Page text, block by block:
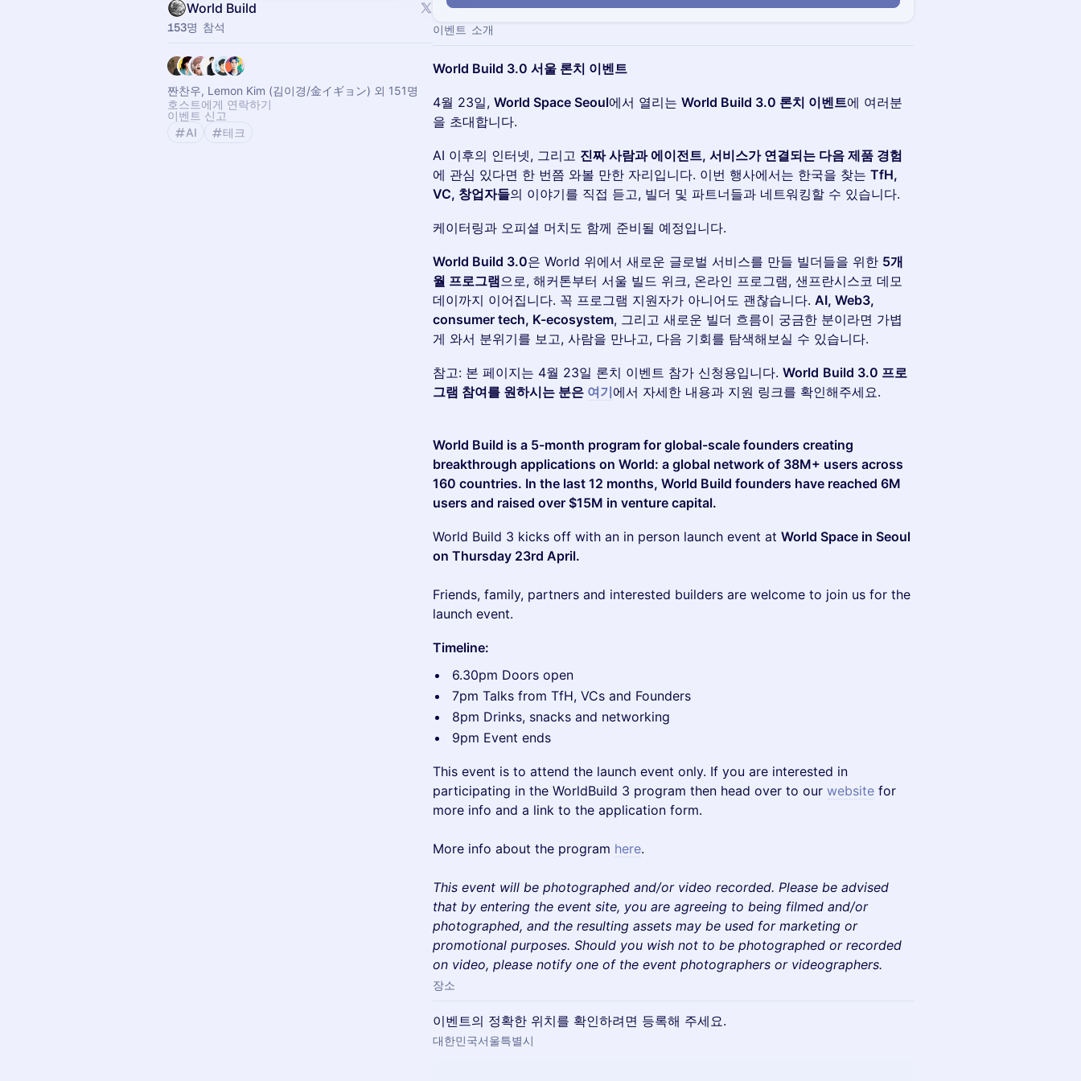
World Build
153명 참석
짠찬우, Lemon Kim (김이경/金イギョン) 외 151명
호스트에게 연락하기
이벤트 신고
AI
테크
이벤트 소개
World Build 3.0 서울 론치 이벤트
4월 23일, World Space Seoul에서 열리는 World Build 3.0 론치 이벤트에 여러분
을 초대합니다.
AI 이후의 인터넷, 그리고 진짜 사람과 에이전트, 서비스가 연결되는 다음 제품 경험
에 관심 있다면 한 번쯤 와볼 만한 자리입니다. 이번 행사에서는 한국을 찾는 TfH,
VC, 창업자들의 이야기를 직접 듣고, 빌더 및 파트너들과 네트워킹할 수 있습니다.
케이터링과 오피셜 머치도 함께 준비될 예정입니다.
World Build 3.0은 World 위에서 새로운 글로벌 서비스를 만들 빌더들을 위한 5개
월 프로그램으로, 해커톤부터 서울 빌드 위크, 온라인 프로그램, 샌프란시스코 데모
데이까지 이어집니다. 꼭 프로그램 지원자가 아니어도 괜찮습니다. AI, Web3,
consumer tech, K-ecosystem, 그리고 새로운 빌더 흐름이 궁금한 분이라면 가볍
게 와서 분위기를 보고, 사람을 만나고, 다음 기회를 탐색해보실 수 있습니다.
참고: 본 페이지는 4월 23일 론치 이벤트 참가 신청용입니다. World Build 3.0 프로
그램 참여를 원하시는 분은 여기에서 자세한 내용과 지원 링크를 확인해주세요.
World Build is a 5-month program for global-scale founders creating
breakthrough applications on World: a global network of 38M+ users across
160 countries. In the last 12 months, World Build founders have reached 6M
users and raised over $15M in venture capital.
World Build 3 kicks off with an in person launch event at World Space in Seoul
on Thursday 23rd April.
Friends, family, partners and interested builders are welcome to join us for the
launch event.
Timeline:
6.30pm Doors open
7pm Talks from TfH, VCs and Founders
8pm Drinks, snacks and networking
9pm Event ends
​This event is to attend the launch event only. If you are interested in
participating in the WorldBuild 3 program then head over to our website for
more info and a link to the application form.
​​More info about the program here.
This event will be photographed and/or video recorded. Please be advised
that by entering the event site, you are agreeing to being filmed and/or
photographed, and the resulting assets may be used for marketing or
promotional purposes. Should you wish not to be photographed or recorded
on video, please notify one of the event photographers or videographers.
장소
이벤트의 정확한 위치를 확인하려면 등록해 주세요.
대한민국서울특별시